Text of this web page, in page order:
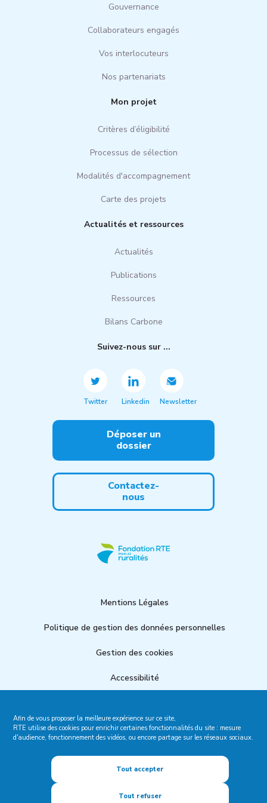
Gouvernance
Collaborateurs engagés
Vos interlocuteurs
Nos partenariats
Mon projet
Critères d’éligibilité
Processus de sélection
Modalités d'accompagnement
Carte des projets
Actualités et ressources
Actualités
Publications
Ressources
Bilans Carbone
Suivez-nous sur ...
Twitter Linkedin Newsletter
Déposer un
dossier
Contactez-
nous
Mentions Légales
Politique de gestion des données personnelles
Gestion des cookies
Accessibilité
Plan du site
Afin de vous proposer la meilleure expérience sur ce site,
RTE utilise des cookies pour enrichir certaines fonctionnalités du site : mesure
d'audience, fonctionnement des vidéos, ou encore partage sur les réseaux sociaux.
Tout accepter
Tout refuser